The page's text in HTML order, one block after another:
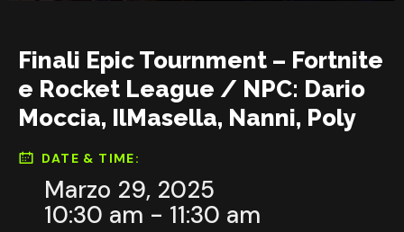
Finali Epic Tournment – Fortnite
e Rocket League / NPC: Dario
Moccia, IlMasella, Nanni, Poly
DATE & TIME:
Marzo 29, 2025
10:30 am - 11:30 am